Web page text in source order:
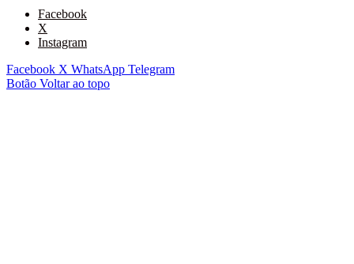
Facebook
X
Instagram
Facebook X WhatsApp Telegram
Botão Voltar ao topo